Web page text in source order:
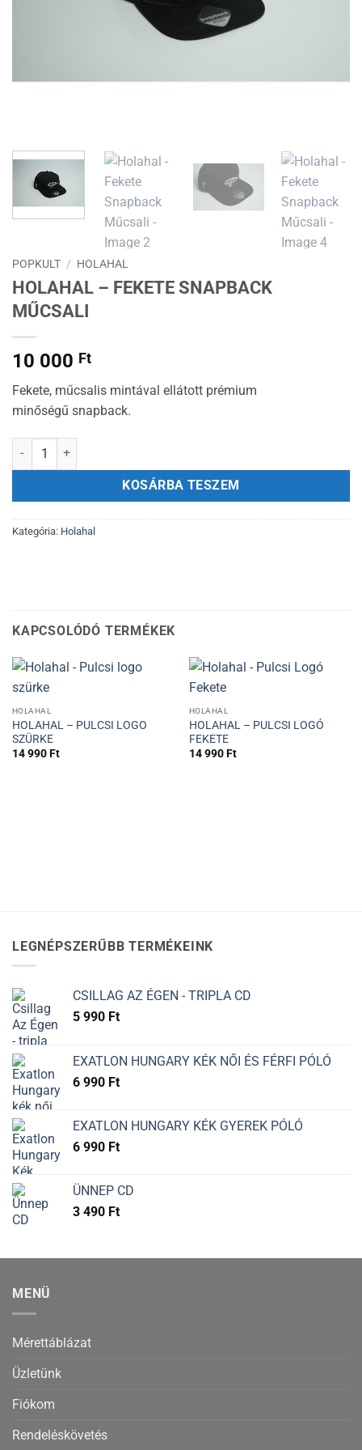
POPKULT / HOLAHAL
HOLAHAL – FEKETE SNAPBACK
MŰCSALI
10 000 Ft
Fekete, műcsalis mintával ellátott prémium
minőségű snapback.
Holahal - Fekete Snapback Műcsali mennyiség
KOSÁRBA TESZEM
Kategória: Holahal
KAPCSOLÓDÓ TERMÉKEK
HOLAHAL
HOLAHAL – PULCSI LOGO
SZÜRKE
14 990Ft
HOLAHAL
HOLAHAL – PULCSI LOGÓ
FEKETE
14 990Ft
LEGNÉPSZERŰBB TERMÉKEINK
CSILLAG AZ ÉGEN - TRIPLA CD
5 990 Ft
EXATLON HUNGARY KÉK NŐI ÉS FÉRFI PÓLÓ
6 990 Ft
EXATLON HUNGARY KÉK GYEREK PÓLÓ
6 990 Ft
ÜNNEP CD
3 490 Ft
MENÜ
Mérettáblázat
Üzletünk
Fiókom
Rendeléskövetés